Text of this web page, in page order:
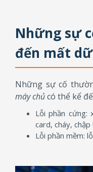
Những sự
đến mất
Những sự cố
máy chủcó thể kể
Lỗi phần cứng:
card, cháy,
Lỗi phần mềm: